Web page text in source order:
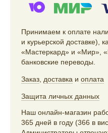
Принимаем к оплате
и курьерской доставке),
«Мастеркард» и «Мир»,
банковские переводы.
Заказ, доставка и оплата
Защита личных данных
Наш онлайн-магазин
365 дней в году (366 в